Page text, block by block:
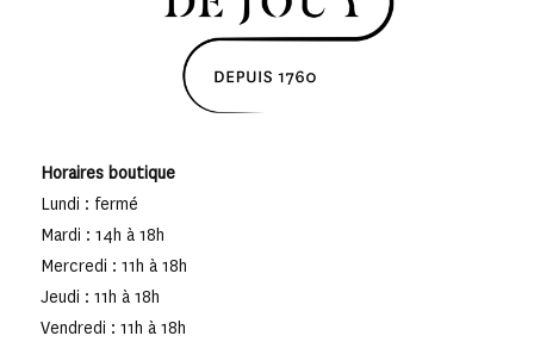
Horaires boutique
Lundi : fermé
Mardi : 14h à 18h
Mercredi : 11h à 18h
Jeudi : 11h à 18h
Vendredi : 11h à 18h